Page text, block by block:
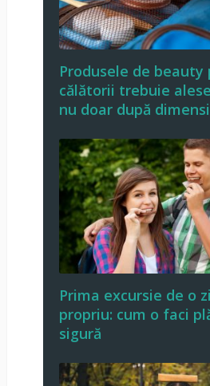
Produsele de beauty
călătorii trebuie
nu doar după
Prima excursie de o
propriu: cum o faci
sigură